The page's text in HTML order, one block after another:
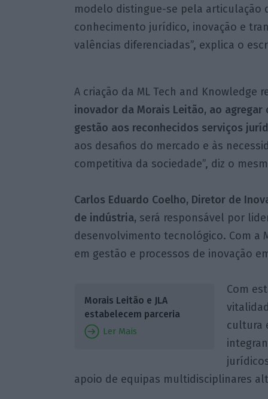
modelo distingue-se pela
conhecimento jurídico, inovação e
valências diferenciadas”, explica o
A criação da ML Tech and Knowledge
inovador da Morais Leitão, ao
gestão aos reconhecidos serviços
aos desafios do mercado e às
competitiva da sociedade”, diz o
Carlos Eduardo Coelho, Diretor de
de indústria, será responsável por
desenvolvimento tecnológico. Com a
em gestão e processos de inovação
Morais Leitão e JLA
estabelecem parceria
Ler Mais
Com
cultura
apoio de equipas multidisciplinares